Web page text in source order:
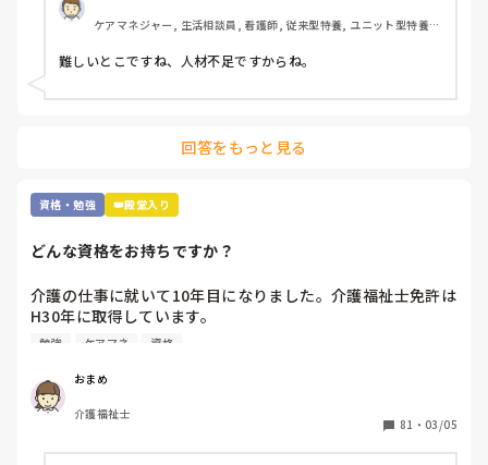
ケアマネジャー, 生活相談員, 看護師, 従来型特養, ユニット型特養,
難しいとこですね、人材不足ですからね。
回答をもっと見る
資格・勉強 👑殿堂入り
どんな資格をお持ちですか？
介護の仕事に就いて10年目になりました。介護福祉士免許は
H30年に取得しています。
職場では次の資格にケアマネの資格を勧められます。なんと
るべきかに悩んでいます。
ユマニチュードや認知症ケア専門士の資格は興味がありま
これから1年間くらいを勉強にあてて受験したいなと考えて
勉強 ケアマネ 資格
おまめ
介護福祉士
81 ・ 03/05